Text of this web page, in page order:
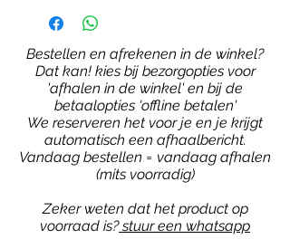
Bestellen en afrekenen in de winkel?
Dat kan! kies bij bezorgopties voor
'afhalen in de winkel' en bij de
betaalopties 'offline betalen'
We reserveren het voor je en je krijgt
automatisch een afhaalbericht.
Vandaag bestellen = vandaag afhalen
(mits voorradig)
Zeker weten dat het product op
voorraad is?stuur een whatsapp